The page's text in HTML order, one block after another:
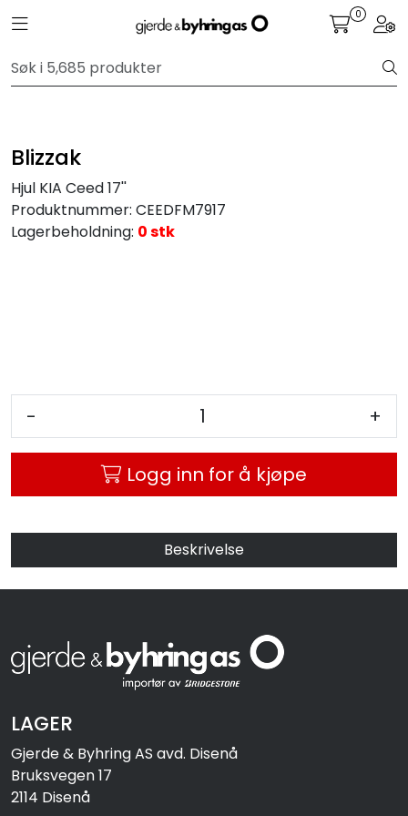
Toggle navigation 0
Blizzak
Hjul KIA Ceed 17''
Produktnummer: CEEDFM7917
Lagerbeholdning: 0 stk
- +
Logg inn for å kjøpe
Beskrivelse
LAGER
Gjerde & Byhring AS avd. Disenå
Bruksvegen 17
2114 Disenå
Personbil
Lastebil
Tilbudstorget